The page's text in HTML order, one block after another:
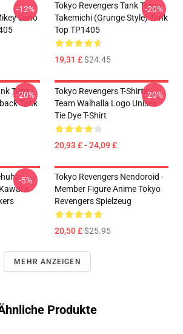
Sano
-12%
Tokyo Revengers Tank Tops -
Takemichi (Grunge Style) Tank
Top TP1405
19,31 £$24.45
-20%
Tops -
Tank
-20%
Tokyo Revengers T-Shirts -
Team Walhalla Logo Unisex
Tie Dye T-Shirt
20,93 £ - 24,09 £
-20%
-5%
Tokyo Revengers Nendoroid -
Member Figure Anime Tokyo
Revengers Spielzeug
20,50 £$25.95
MEHR ANZEIGEN
Produkte